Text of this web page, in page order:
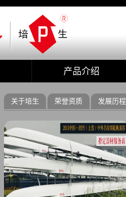
产品介绍
关于培生 荣誉资质 发展历程